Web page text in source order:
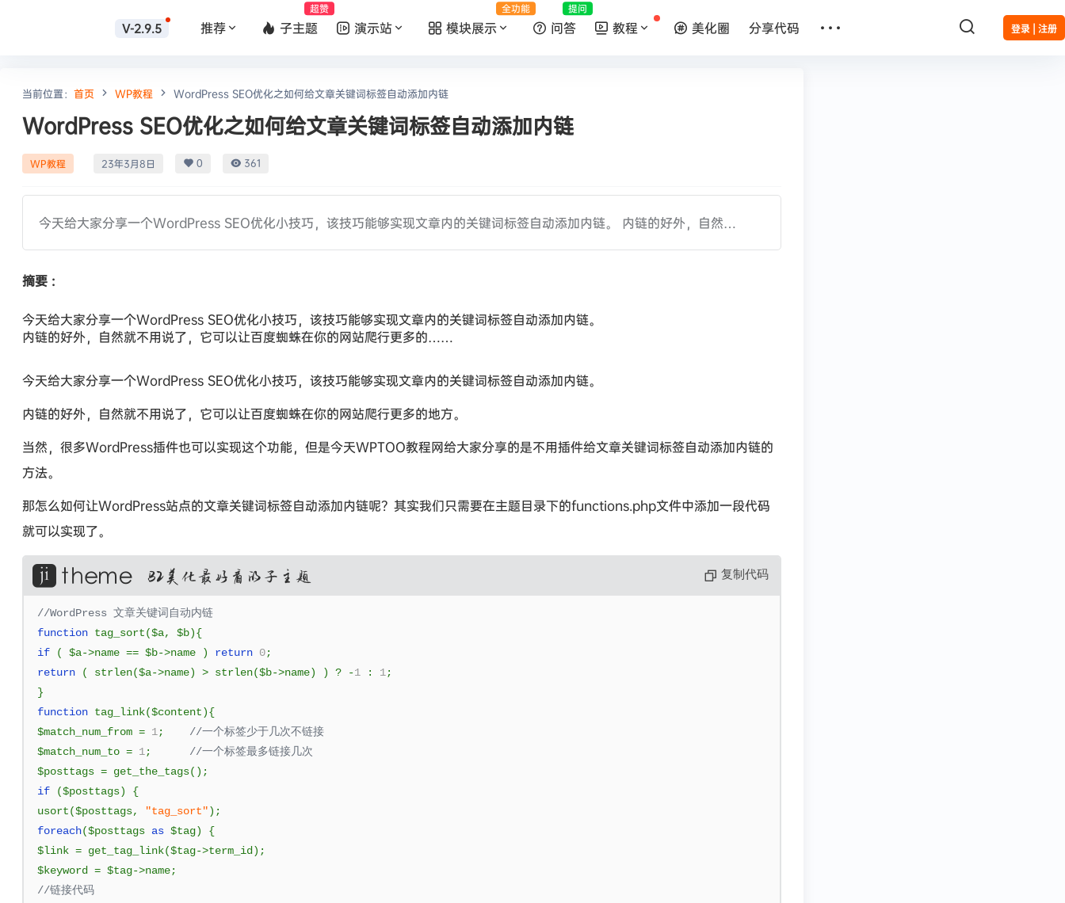
V-2.9.5 登录 | 注册
推荐 子主题
超赞
演示站 模块展示
全功能
问答
提问
教程 美化圈 分享代码 …
当前位置： 首页 WP教程 WordPress SEO优化之如何给文章关键词标签自动添加内链
WordPress SEO优化之如何给文章关键词标签自动添加内链
WP教程 23年3月8日 0 361
今天给大家分享一个WordPress SEO优化小技巧，该技巧能够实现文章内的关键词标签自动添加内链。 内链的好外，自然…
摘要 :
今天给大家分享一个WordPress SEO优化小技巧，该技巧能够实现文章内的关键词标签自动添加内链。
内链的好外，自然就不用说了，它可以让百度蜘蛛在你的网站爬行更多的……
今天给大家分享一个WordPress SEO优化小技巧，该技巧能够实现文章内的关键词标签自动添加内链。
内链的好外，自然就不用说了，它可以让百度蜘蛛在你的网站爬行更多的地方。
当然，很多WordPress插件也可以实现这个功能，但是今天WPTOO教程网给大家分享的是不用插件给文章关键词标签自动添加内链的
方法。
那怎么如何让WordPress站点的文章关键词标签自动添加内链呢？其实我们只需要在主题目录下的functions.php文件中添加一段代码
就可以实现了。
复制代码
//WordPress 文章关键词自动内链
function tag_sort($a, $b){
if
( $a->name == $b->name ) return 0;
return
( strlen($a->name) > strlen($b->name) ) ? -1 : 1;
}
function tag_link($content){
$match_num_from = 1;
//一个标签少于几次不链接
$match_num_to = 1;
//一个标签最多链接几次
$posttags = get_the_tags();
if
($posttags)
{
usort($posttags, "tag_sort");
foreach($posttags as $tag)
{
$link = get_tag_link($tag->term_id );
$keyword = $tag->name;
//链接代码